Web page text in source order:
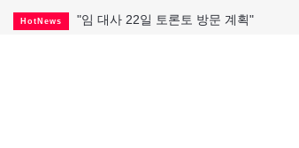
HotNews "임 대사 22일 토론토 방문 계획"